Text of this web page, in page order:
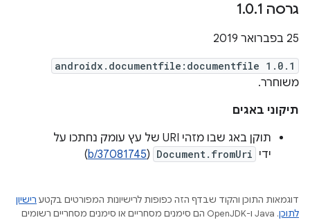
גרסה 1 .0.1
25 בפברואר 2019
androidx.documentfile:documentfile 1.0.1
משוחרר.
תיקוני באגים
תוקן באג שבו מזהי URI של עץ עומק נחתכו על
ידי Document.fromUri
(
b/37081745
)
דוגמאות התוכן והקוד שבדף הזה כפופות לרישיונות המפורטים בקטע רישיון
לתוכן
.‏ Java ו-OpenJDK הם סימנים מסחריים או סימנים מסחריים רשומים